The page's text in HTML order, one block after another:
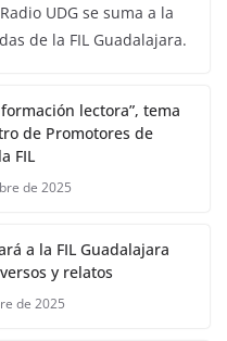
UDG se suma a la
de la FIL Guadalajara.
lectora”, tema
de Promotores de
FIL
de 2025
a la FIL Guadalajara
y relatos
de 2025